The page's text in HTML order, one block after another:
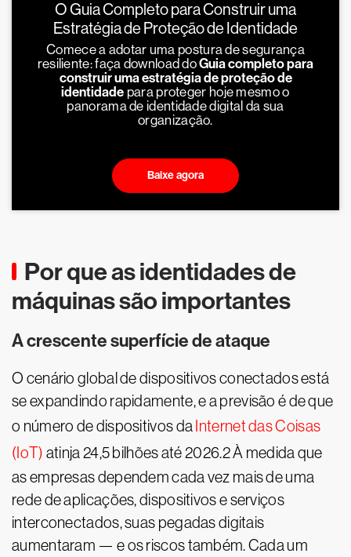
O Guia Completo para Construir uma
Estratégia de Proteção de Identidade
Comece a adotar uma postura de segurança
resiliente: faça download doGuia completo para
construir uma estratégia de proteção de
identidade para proteger hoje mesmo o
panorama de identidade digital da sua
organização.
Baixe agora
Por que as identidades de
máquinas são importantes
A crescente superfície de ataque
O cenário global de dispositivos conectados está
se expandindo rapidamente, e a previsão é de que
o número de dispositivos da Internet das Coisas
(IoT) atinja 24,5 bilhões até 2026.2 À medida que
as empresas dependem cada vez mais de uma
rede de aplicações, dispositivos e serviços
interconectados, suas pegadas digitais
aumentaram — e os riscos também. Cada um